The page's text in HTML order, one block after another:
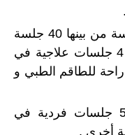
- عدد الجلسات الطبية هي 44 جلسة من بينها 40 جلسة
من يوم الإثنين إلى يوم الجمعة و 4 جلسات علاجية في
للطاقم الطبي و
- يحتوي البرنامج العلاجي على 5 جلسات فردية في